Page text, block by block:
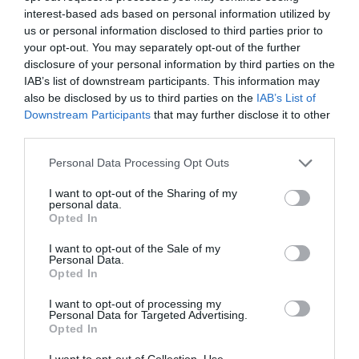
interest-based ads based on personal information utilized by
us or personal information disclosed to third parties prior to
your opt-out. You may separately opt-out of the further
disclosure of your personal information by third parties on the
IAB’s list of downstream participants. This information may
also be disclosed by us to third parties on the IAB’s List of
Downstream Participants that may further disclose it to other
Personal Data Processing Opt Outs
I want to opt-out of the Sharing of my
personal data.
Opted In
I want to opt-out of the Sale of my
Personal Data.
Opted In
I want to opt-out of processing my
Personal Data for Targeted Advertising.
Opted In
aconsejable la puesta en marcha de programas
sistemáticos de detección precoz del cáncer de
próstata. En todo caso, puede optarse por la
determinación sérica del PSA cada 2 años a partir de los
50, sin necesidad de realizar un examen de la próstata
mediante tacto rectal:
Niveles de PSA superiores a 7 ng/mL: derivación al
especialista.
comprobación posterior al cabo de unas semanas.
En relación con el cáncer de pulmón, la situación no es
muy halagüeña, especialmente si tenemos en cuenta
los siguientes datos:
Es la primera causa de mortalidad por cáncer en todo
el mundo.
El riesgo es más alto en las mujeres.
La supervivencia a 5 años es del 15%.